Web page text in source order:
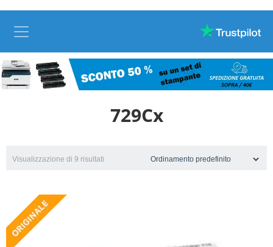
729Cx
Visualizzazione di 9 risultati